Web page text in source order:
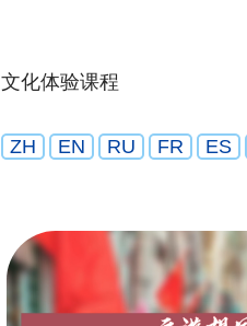
文化体验课程
ZH EN RU FR ES